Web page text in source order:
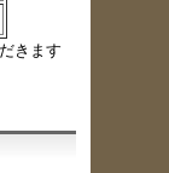
きます